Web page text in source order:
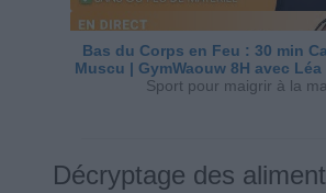
Bas du Corps en Feu : 30 min
Muscu | GymWaouw 8H avec Léa
Sport pour maigrir à la
Décryptage des